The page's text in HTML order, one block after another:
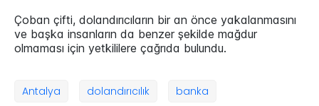
Çoban çifti, dolandırıcıların bir an önce yakalanmasını
ve başka insanların da benzer şekilde mağdur
olmaması için yetkililere çağrıda bulundu.
Antalya dolandırıcılık banka